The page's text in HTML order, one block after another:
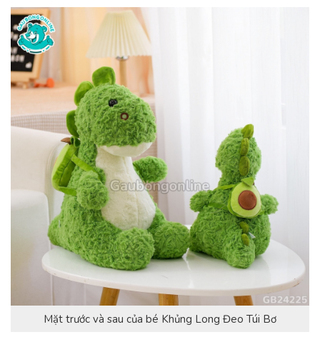
Mặt trước và sau của bé Khủng Long Đeo Túi Bơ